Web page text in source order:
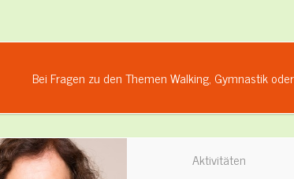
Bei Fragen zu den Themen Walking, Gymnastik
Aktivitäten